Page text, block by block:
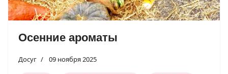
Осенние ароматы
Досуг 09 ноября 2025